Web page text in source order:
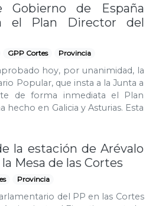
de España
el Plan Director del
GPP Cortes Provincia
hoy, por unanimidad, la
Popular, que insta a la Junta a
de forma inmediata el Plan
en Galicia y Asturias. Esta
la estación de Arévalo
Mesa de las Cortes
Provincia
del PP en las Cortes